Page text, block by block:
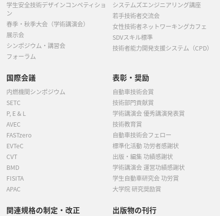
学生安全技術デザインコンペティショ
ン
春季・秋季大会（学術講演会）
展示会
シンポジウム・講習会
フォーラム
システムズエンジニアリング講座
若手技術者交流会
女性技術者ネットワーキングカフェ
SDVスキル標準
技術者能力開発支援システム（CPD）
国際会議
内燃機関シンポジウム
SETC
P, E & L
AVEC
FASTzero
EVTeC
CVT
BMD
FISITA
APAC
表彰・奨励
自動車技術会賞
技術部門貢献賞
学術講演会 優秀講演発表賞
技術教育賞
自動車技術会フェロー
標準化活動 功労者感謝状
出版・編集 功績感謝状
学術講演会 運営功績感謝状
学生自動車研究会 功労賞
大学院 研究奨励賞
関連規格の制定・改正 出版物の刊行